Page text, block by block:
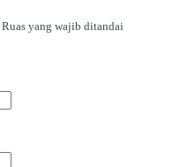
Ruas yang wajib ditandai